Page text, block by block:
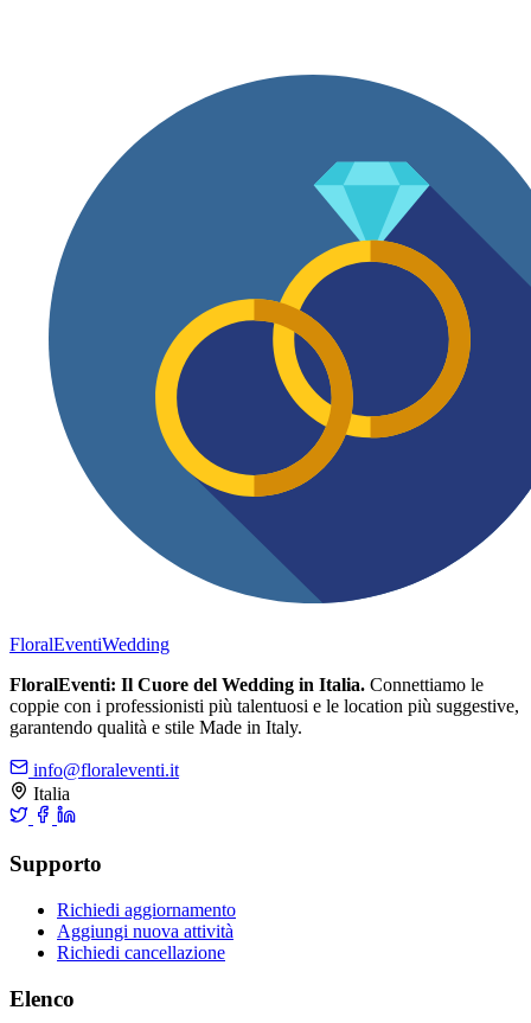
FloralEventiWedding
FloralEventi: Il Cuore del Wedding in Italia. Connettiamo le
coppie con i professionisti più talentuosi e le location più suggestive,
garantendo qualità e stile Made in Italy.
info@floraleventi.it
Italia
Supporto
Richiedi aggiornamento
Aggiungi nuova attività
Richiedi cancellazione
Elenco